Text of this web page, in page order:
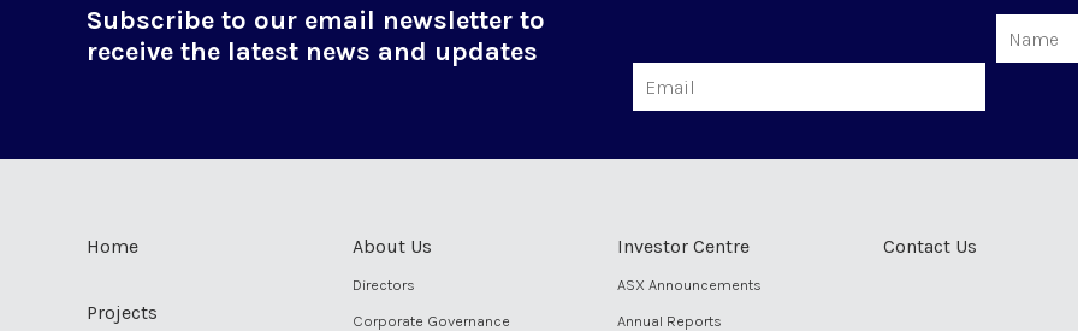
Subscribe to our email newsletter to
receive the latest news and updates
Home
Projects
About Us
Directors
Corporate Governance
Investor Centre
ASX Announcements
Annual Reports
Contact Us